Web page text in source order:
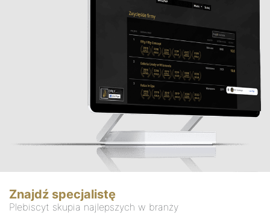
Znajdź specjalistę
Plebiscyt skupia najlepszych w branży